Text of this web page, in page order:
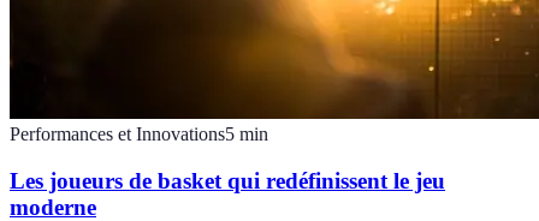
Performances et Innovations5 min
Les joueurs de basket qui redéfinissent le jeu
moderne